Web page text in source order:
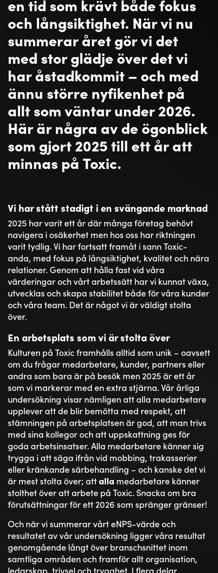
en tid som krävt både fokus
och långsiktighet. När vi nu
summerar året gör vi det
med stor glädje över det vi
har åstadkommit – och med
ännu större nyfikenhet på
allt som väntar under 2026.
Här är några av de ögonblick
som gjort 2025 till ett år att
minnas på Toxic.
Vi har stått stadigt i en svängande marknad
2025 har varit ett år där många företag behövt
navigera i osäkerhet men hos oss har riktningen
varit tydlig. Vi har fortsatt framåt i sann Toxic-
anda, med fokus på långsiktighet, kvalitet och nära
relationer. Genom att hålla fast vid våra
värderingar och vårt arbetssätt har vi kunnat växa,
utvecklas och skapa stabilitet både för våra kunder
och våra team. Det är något vi är väldigt stolta
över.
En arbetsplats som vi är stolta över
Kulturen på Toxic framhålls alltid som unik – oavsett
om du frågar medarbetare, kunder, partners eller
andra som bara är på besök men 2025 är ett år
som vi markerar med en extra stjärna. Vår årliga
undersökning visar nämligen att alla medarbetare
upplever att de blir bemötta med respekt, att
stämningen på arbetsplatsen är god, att man trivs
med sina kollegor och att uppskattning ges för
goda arbetsinsatser. Alla medarbetare känner sig
trygga i att säga ifrån vid mobbing, trakasserier
eller kränkande särbehandling – och kanske det vi
är mest stolta över; attalla medarbetare känner
stolthet över att arbete på Toxic. Snacka om bra
förutsättningar för ett 2026 som spränger gränser!
Och när vi summerar vårt eNPS-värde och
resultatet av vår undersökning ligger våra resultat
genomgående långt över branschsnittet inom
samtliga områden och framför allt organisation,
ledarskap, trivsel och trygghet. I flera delar